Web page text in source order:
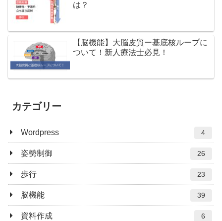
は？
【脳機能】大脳皮質ー基底核ループに
ついて！新人療法士必見！
カテゴリー
Wordpress 4
姿勢制御 26
歩行 23
脳機能 39
資料作成 6